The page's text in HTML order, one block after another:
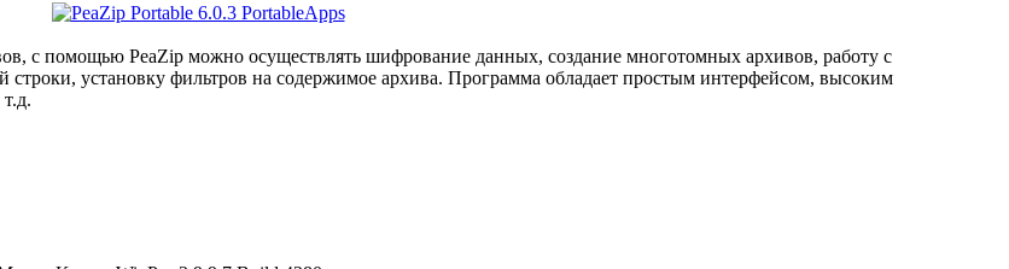
с помощью PeaZip можно осуществлять шифрование данных, создание многотомных архивов, работу с
установку фильтров на содержимое архива. Программа обладает простым интерфейсом, высоким